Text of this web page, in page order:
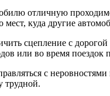
отличную
куда другие
сцепление с
или во время поездок
с
трудной.